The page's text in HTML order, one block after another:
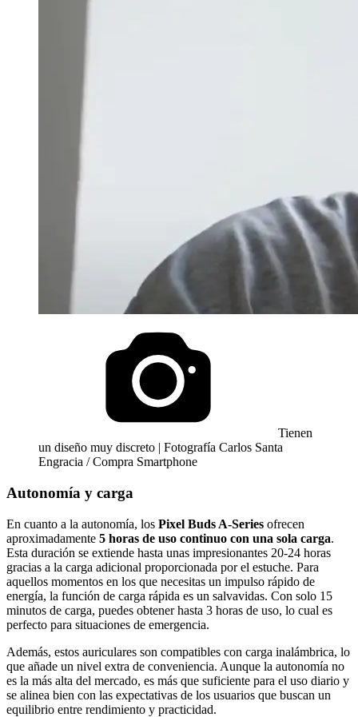
Tienen
un diseño muy discreto | Fotografía Carlos Santa
Engracia / Compra Smartphone
Autonomía y carga
En cuanto a la autonomía, los Pixel Buds A-Series ofrecen
aproximadamente 5 horas de uso continuo con una sola carga.
Esta duración se extiende hasta unas impresionantes 20-24 horas
gracias a la carga adicional proporcionada por el estuche. Para
aquellos momentos en los que necesitas un impulso rápido de
energía, la función de carga rápida es un salvavidas. Con solo 15
minutos de carga, puedes obtener hasta 3 horas de uso, lo cual es
perfecto para situaciones de emergencia.
Además, estos auriculares son compatibles con carga inalámbrica, lo
que añade un nivel extra de conveniencia. Aunque la autonomía no
es la más alta del mercado, es más que suficiente para el uso diario y
se alinea bien con las expectativas de los usuarios que buscan un
equilibrio entre rendimiento y practicidad.